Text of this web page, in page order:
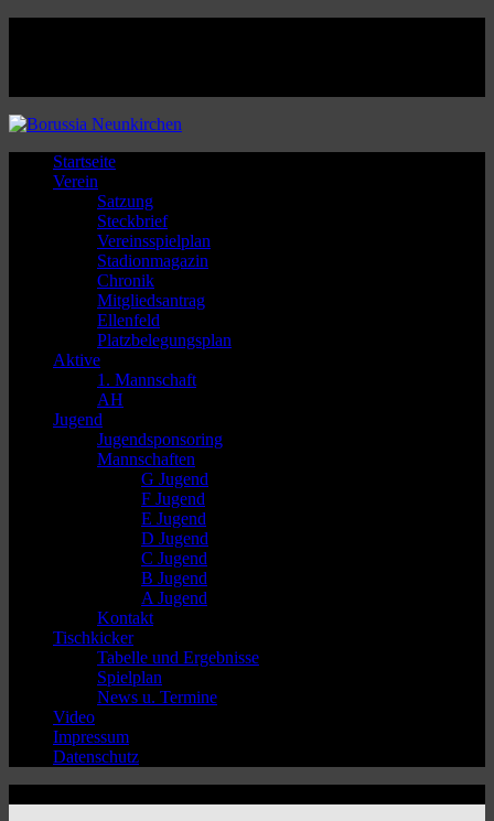
Startseite
Verein
Satzung
Steckbrief
Vereinsspielplan
Stadionmagazin
Chronik
Mitgliedsantrag
Ellenfeld
Platzbelegungsplan
Aktive
1. Mannschaft
AH
Jugend
Jugendsponsoring
Mannschaften
G Jugend
F Jugend
E Jugend
D Jugend
C Jugend
B Jugend
A Jugend
Kontakt
Tischkicker
Tabelle und Ergebnisse
Spielplan
News u. Termine
Video
Impressum
Datenschutz